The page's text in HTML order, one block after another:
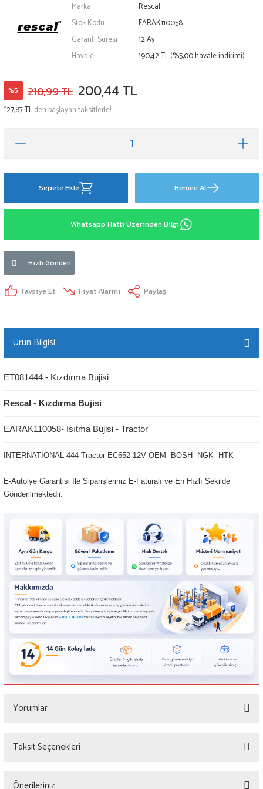
Marka
Rescal
Stok Kodu
EARAK110058
Garanti Süresi
12 Ay
Havale
190,42 TL (%5,00 havale indirimi)
%5 210,99 TL 200,44 TL
*27,87 TLden başlayan taksitlerle!
Sepete Ekle Hemen Al
Whatsapp Hattı Üzerinden Bilgi
Hızlı Gönderi
Tavsiye Et Fiyat Alarmı Paylaş
Ürün Bilgisi
ET081444 - Kızdırma Bujisi
Rescal - Kızdırma Bujisi
EARAK110058- Isıtma Bujisi - Tractor
INTERNATIONAL 444 Tractor EC652 12V OEM- BOSH- NGK- HTK-
E-Autolye Garantisi İle Siparişleriniz E-Faturalı ve En Hızlı Şekilde
Gönderilmektedir.
Yorumlar
Taksit Seçenekleri
Önerileriniz